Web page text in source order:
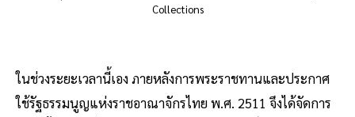
Collections
ในช่วงระยะเวลานี้เอง ภายหลังการพระราชทานและประกาศ
ใช้รัฐธรรมนูญแห่งราชอาณาจักรไทย พ.ศ. 2511 จึงได้จัดการ